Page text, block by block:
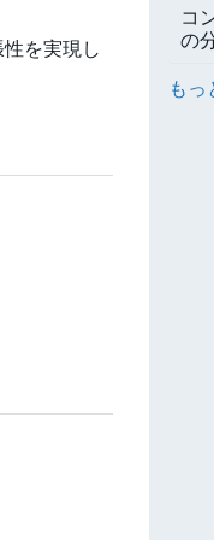
を実現し
コ
の
もっ